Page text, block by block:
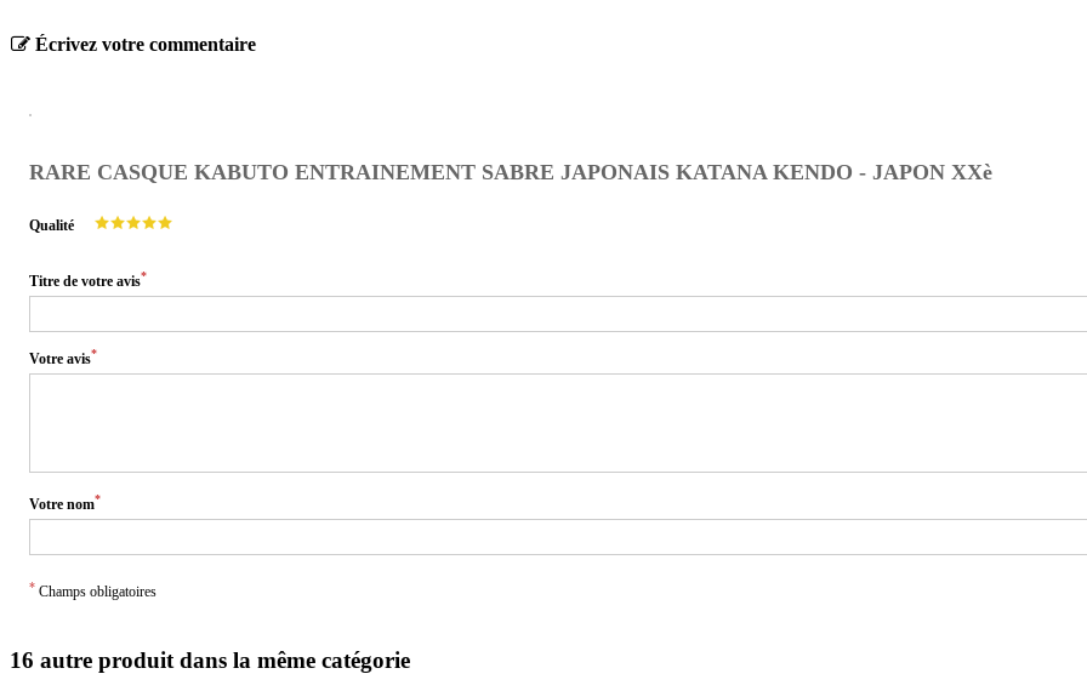
Écrivez votre commentaire
RARE CASQUE KABUTO ENTRAINEMENT SABRE JAPONAIS KATANA KENDO - JAPON XXè
Qualité
Titre de votre avis*
Votre avis*
Votre nom*
* Champs obligatoires
16 autre produit dans la même catégorie